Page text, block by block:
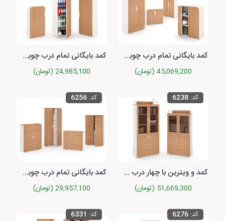
کمد بایگانی تمام درب چوبی با دو درب برلیانت
45,069,200 (تومان)
کمد بایگانی تمام درب چوبی با یک درب برلیانت
24,985,100 (تومان)
کد: 6238
کمد و ویترین با چهار درب چوبی و شیشه‌ای کوئیک
51,669,300 (تومان)
کد: 6256
کمد بایگانی تمام درب چوبی با دو درب کوئیک
29,957,100 (تومان)
کد: 6276 کد: 6331